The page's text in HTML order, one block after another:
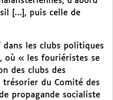
[…], puis celle de
les clubs politiques
où « les fouriéristes se
des clubs des
du Comité des
propagande socialiste